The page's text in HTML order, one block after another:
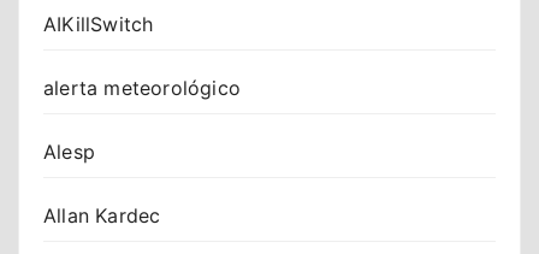
AIKillSwitch
alerta meteorológico
Alesp
Allan Kardec